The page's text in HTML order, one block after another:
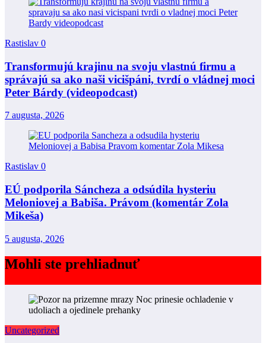
Rastislav 0
Transformujú krajinu na svoju vlastnú firmu a
správajú sa ako naši vicišpáni, tvrdí o vládnej moci
Peter Bárdy (videopodcast)
7 augusta, 2026
Rastislav 0
EÚ podporila Sáncheza a odsúdila hysteriu
Meloniovej a Babiša. Právom (komentár Zola
Mikeša)
5 augusta, 2026
Mohli ste prehliadnuť
Uncategorized